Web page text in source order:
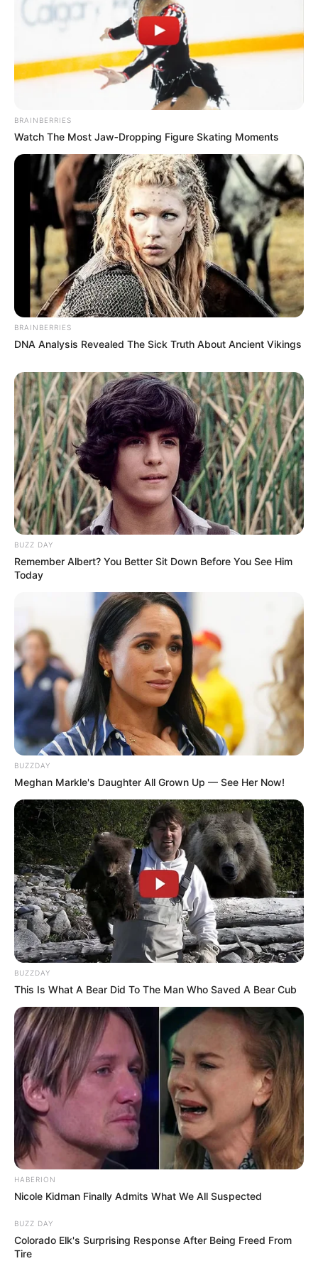
Μάστιγα οι απάτες – Πώς οι επιτήδειοι
εξαπατούν τους πολίτες
Θλίψη στην Καστοριά: Βρήκαν νεκρή από
πυροβολισμό μια τεράστια αρκούδα 300
Χειροπέδες σε 49χρονο φυγόδικο της
ρωσόφωνης μαφίας στην Αθήνα
Σπείρα είχε στήσει υπερσύγχρονα
εργαστήρια κάνναβης στην Αττική και
πουλούσε ναρκωτικά μέχρι και στην
Πανεπιστημιούπολη
Δείτε όλες τις τελευταίεςΕιδήσεις
από την Ελλάδα και
BRAINBERRIES
Watch The Most Jaw‑Dropping Figure Skating Moments
BRAINBERRIES
DNA Analysis Revealed The Sick Truth About Ancient Vikings
BUZZ DAY
Remember Albert? You Better Sit Down Before You See Him
Today
BUZZDAY
Meghan Markle's Daughter All Grown Up — See Her Now!
BUZZDAY
This Is What A Bear Did To The Man Who Saved A Bear Cub
HABERION
Nicole Kidman Finally Admits What We All Suspected
BUZZ DAY
Colorado Elk's Surprising Response After Being Freed From
Tire